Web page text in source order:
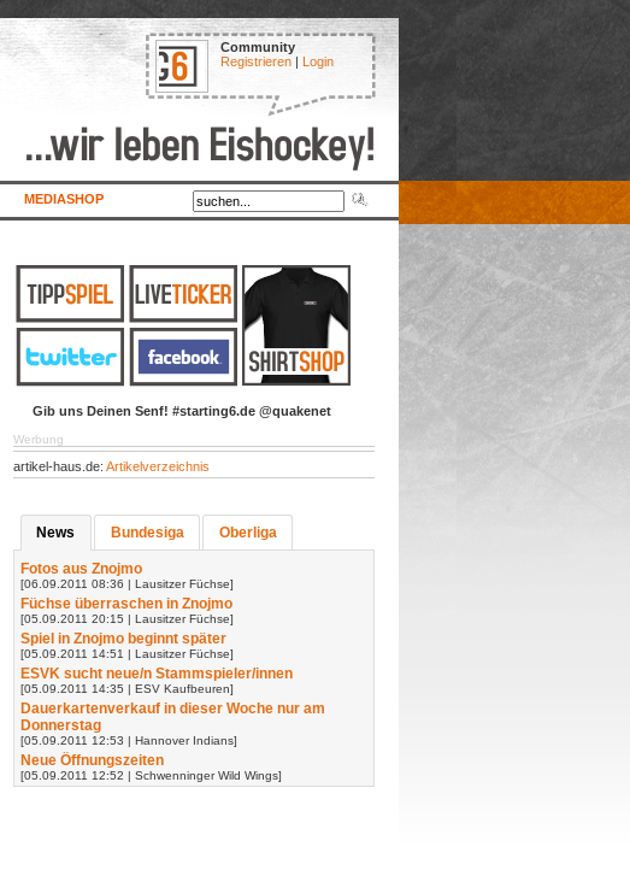
Community
Registrieren | Login
MEDIASHOP
Gib uns Deinen Senf! #starting6.de @quakenet
Werbung
artikel-haus.de: Artikelverzeichnis
News Bundesiga Oberliga
Fotos aus Znojmo
[06.09.2011 08:36 | Lausitzer Füchse]
Füchse überraschen in Znojmo
[05.09.2011 20:15 | Lausitzer Füchse]
Spiel in Znojmo beginnt später
[05.09.2011 14:51 | Lausitzer Füchse]
ESVK sucht neue/n Stammspieler/innen
[05.09.2011 14:35 | ESV Kaufbeuren]
Dauerkartenverkauf in dieser Woche nur am
Donnerstag
[05.09.2011 12:53 | Hannover Indians]
Neue Öffnungszeiten
[05.09.2011 12:52 | Schwenninger Wild Wings]